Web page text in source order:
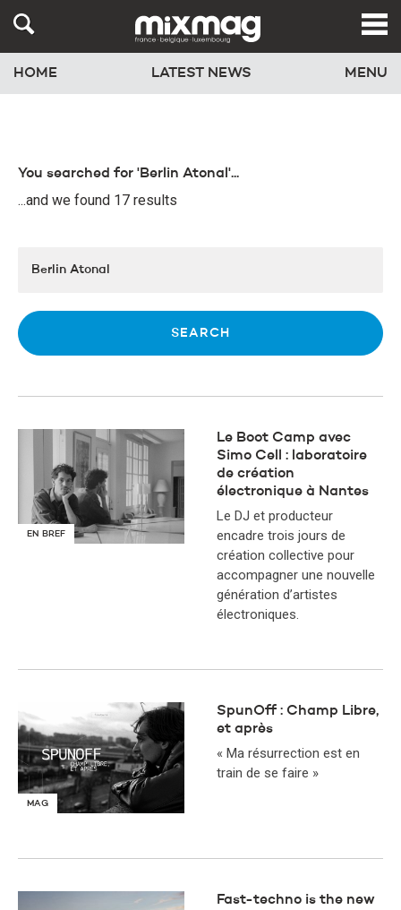
HOME LATEST NEWS MENU
You searched for 'Berlin Atonal'...
...and we found 17 results
EN BREF
Le Boot Camp avec
Simo Cell : laboratoire
de création
électronique à Nantes
Le DJ et producteur
encadre trois jours de
création collective pour
accompagner une nouvelle
génération d’artistes
électroniques.
MAG
SpunOff : Champ Libre,
et après
« Ma résurrection est en
train de se faire »
Fast-techno is the new